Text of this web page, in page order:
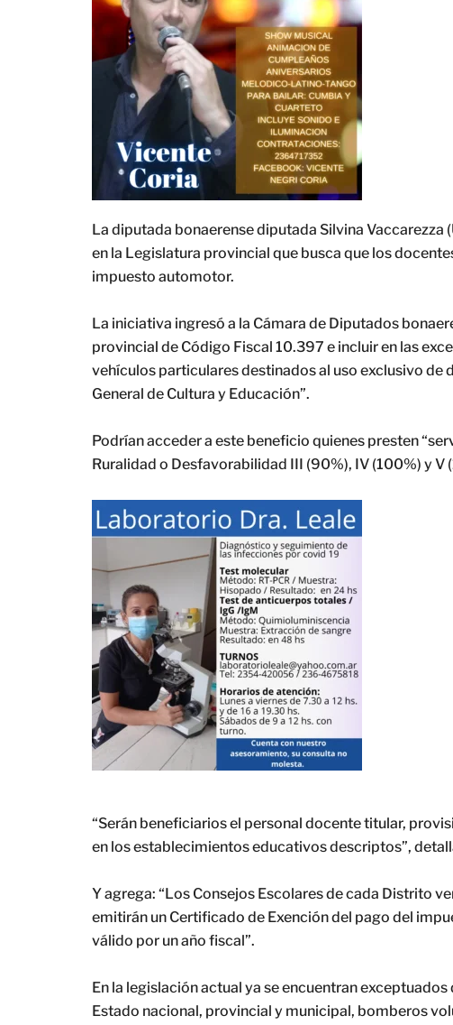
La diputada bonaerense diputada Silvina Vaccarezza
en la Legislatura provincial que busca que los
impuesto automotor.
La iniciativa ingresó a la Cámara de Diputados
provincial de Código Fiscal 10.397 e incluir en las
vehículos particulares destinados al uso exclusivo de
General de Cultura y Educación”.
Podrían acceder a este beneficio quienes presten
Ruralidad o Desfavorabilidad III (90%), IV (100%) y V
“Serán beneficiarios el personal docente titular,
en los establecimientos educativos descriptos”,
Y agrega: “Los Consejos Escolares de cada Distrito
emitirán un Certificado de Exención del pago del
válido por un año fiscal”.
En la legislación actual ya se encuentran
Estado nacional, provincial y municipal, bomberos